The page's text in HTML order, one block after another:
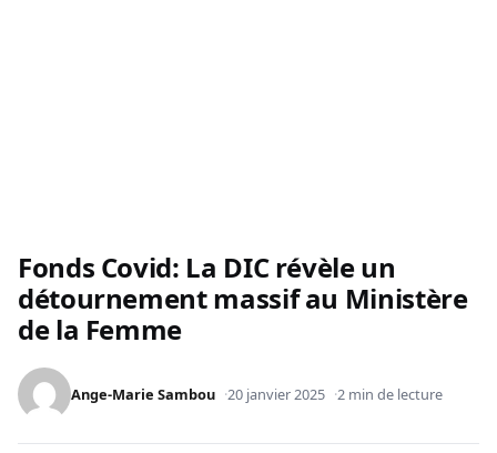
Fonds Covid: La DIC révèle un
détournement massif au Ministère
de la Femme
Ange-Marie Sambou 20 janvier 2025 2 min de lecture